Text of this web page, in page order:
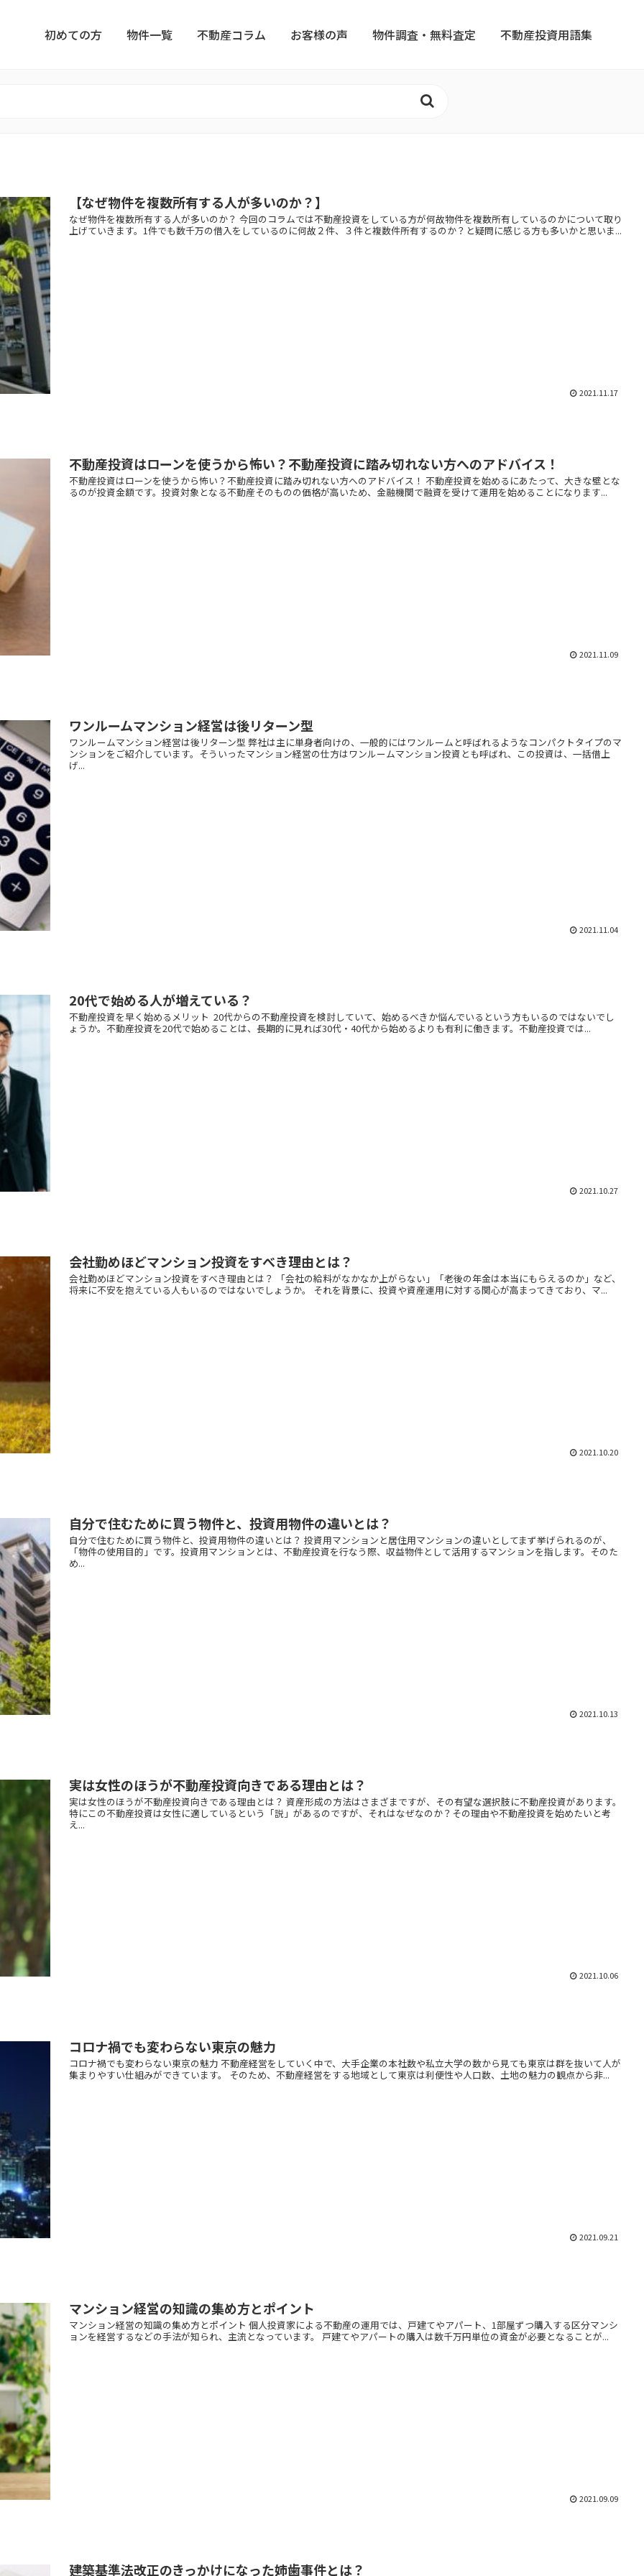
初めての方 物件一覧 不動産コラム お客様の声 物件調査・無料査定 不動産投資用語集
【なぜ物件を複数所有する人が多いのか？】
なぜ物件を複数所有する人が多いのか？ 今回のコラムでは不動産投資をしている方が何故物件を複数所有しているのかについて取り
上げていきます。1件でも数千万の借入をしているのに何故２件、３件と複数件所有するのか？と疑問に感じる方も多いかと思いま...
2021.11.17
不動産投資はローンを使うから怖い？不動産投資に踏み切れない方へのアドバイス！
不動産投資はローンを使うから怖い？不動産投資に踏み切れない方へのアドバイス！ 不動産投資を始めるにあたって、大きな壁とな
るのが投資金額です。投資対象となる不動産そのものの価格が高いため、金融機関で融資を受けて運用を始めることになります...
2021.11.09
ワンルームマンション経営は後リターン型
ワンルームマンション経営は後リターン型 弊社は主に単身者向けの、一般的にはワンルームと呼ばれるようなコンパクトタイプのマ
ンションをご紹介しています。そういったマンション経営の仕方はワンルームマンション投資とも呼ばれ、この投資は、一括借上
げ...
2021.11.04
20代で始める人が増えている？
不動産投資を早く始めるメリット 20代からの不動産投資を検討していて、始めるべきか悩んでいるという方もいるのではないでし
ょうか。不動産投資を20代で始めることは、長期的に見れば30代・40代から始めるよりも有利に働きます。不動産投資では...
2021.10.27
会社勤めほどマンション投資をすべき理由とは？
会社勤めほどマンション投資をすべき理由とは？ 「会社の給料がなかなか上がらない」「老後の年金は本当にもらえるのか」など、
将来に不安を抱えている人もいるのではないでしょうか。 それを背景に、投資や資産運用に対する関心が高まってきており、マ...
2021.10.20
自分で住むために買う物件と、投資用物件の違いとは？
自分で住むために買う物件と、投資用物件の違いとは？ 投資用マンションと居住用マンションの違いとしてまず挙げられるのが、
「物件の使用目的」です。投資用マンションとは、不動産投資を行なう際、収益物件として活用するマンションを指します。そのた
め...
2021.10.13
実は女性のほうが不動産投資向きである理由とは？
実は女性のほうが不動産投資向きである理由とは？ 資産形成の方法はさまざまですが、その有望な選択肢に不動産投資があります。
特にこの不動産投資は女性に適しているという「説」があるのですが、それはなぜなのか？その理由や不動産投資を始めたいと考
え...
2021.10.06
コロナ禍でも変わらない東京の魅力
コロナ禍でも変わらない東京の魅力 不動産経営をしていく中で、大手企業の本社数や私立大学の数から見ても東京は群を抜いて人が
集まりやすい仕組みができています。 そのため、不動産経営をする地域として東京は利便性や人口数、土地の魅力の観点から非...
2021.09.21
マンション経営の知識の集め方とポイント
マンション経営の知識の集め方とポイント 個人投資家による不動産の運用では、戸建てやアパート、1部屋ずつ購入する区分マンシ
ョンを経営するなどの手法が知られ、主流となっています。 戸建てやアパートの購入は数千万円単位の資金が必要となることが...
2021.09.09
建築基準法改正のきっかけになった姉歯事件とは？